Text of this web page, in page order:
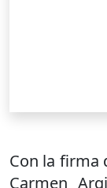
Con la firma
Carmen